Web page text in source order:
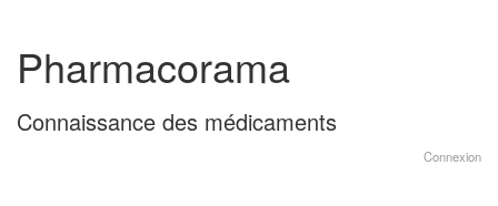
contenu
menu
principal
Pharmacorama
Connaissance des médicaments
Connexion